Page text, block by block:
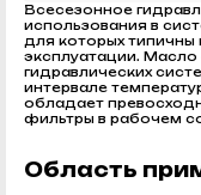
Всесезонное
использования в
для которых типичны
эксплуатации.
гидравлических
интервале
обладает
фильтры в рабочем
Область